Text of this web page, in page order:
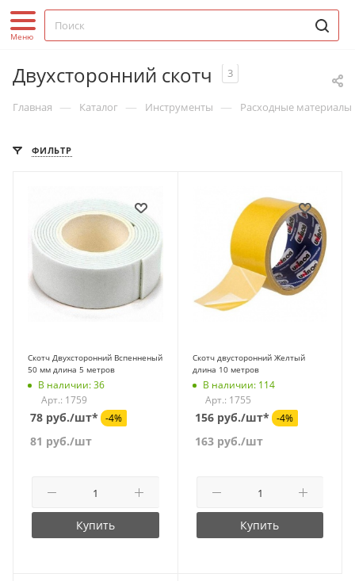
Двухсторонний скотч 3
Главная — Каталог — Инструменты — Расходные материалы
ФИЛЬТР
Скотч Двухсторонний Вспенненый
50 мм длина 5 метров
В наличии: 36
Арт.: 1759
78 руб./шт* -4%
81 руб./шт
Купить
Скотч двусторонний Желтый
длина 10 метров
В наличии: 114
Арт.: 1755
156 руб./шт* -4%
163руб./шт
Купить